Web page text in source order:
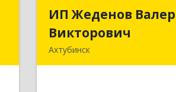
ИП Жеденов
Викторович
Ахтубинск
ИП Жеденов